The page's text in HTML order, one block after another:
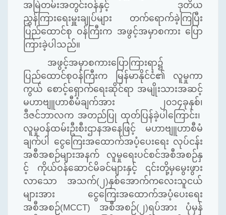
အမြဲတမ်းအတွင်းဝန်နှင့် ဒုတိယ
ညွှန်ကြားရေးမှူးချုပ်များ တက်ရောက်ခဲ့ကြပြီး
ပြည်ထောင်စု ဝန်ကြီးက အဖွင့်အမှာစကား ပြော
ကြားခဲ့ပါသည်။
အဖွင့်အမှာစကားပြောကြားရာ၌
ပြည်ထောင်စုဝန်ကြီးက မြန်မာနိုင်ငံ၏ လူမှုကာ
ကွယ် စောင့်ရှောက်ရေးဆိုင်ရာ အမျိုးသားအဆင့်
မဟာဗျူဟာစီမံချက်အား ၂၀၁၄ခုနှစ်၊
ဒီဇင်ဘာလက အတည်ပြု ထုတ်ပြန်ခဲ့ပါကြောင်း၊
လူမှုဝန်ထမ်းဦးစီးဌာနအနေဖြင့် မဟာဗျူဟာစီမံ
ချက်ပါ ငွေကြေးအထောက်အပံ့ပေးရေး လုပ်ငန်း
အစီအစဉ်များအနက် လူမှုရေးပင်စင်အစီအစဉ်နှ
င့် ကိုယ်ဝန်ဆောင်မိခင်များနှင့် ၎င်းတို့မှမွေးဖွား
လာသော အသက်(၂)နှစ်အောက်ကလေးသူငယ်
များအား ငွေကြေးအထောက်အပံ့ပေးရေး
အစီအစဉ်(MCCT) အစီအစဉ်(၂)ရပ်အား ပုံမှန်